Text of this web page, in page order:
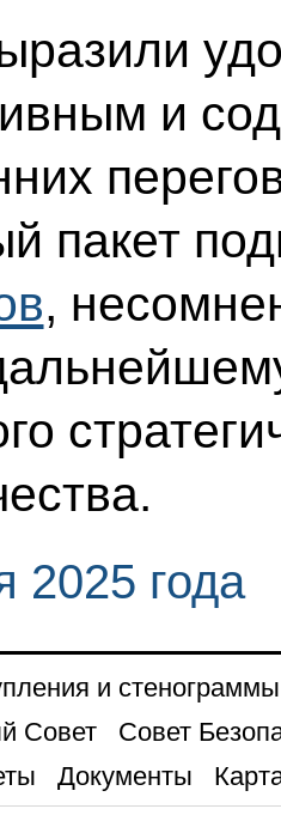
и
пакет
,
2025 года
и стенограммы
Совет
Совет
Документы